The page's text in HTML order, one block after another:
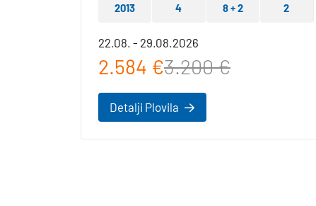
2013
4
8 + 2
2
22.08. - 29.08.2026
2.584 €3.200 €
Detalji Plovila